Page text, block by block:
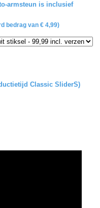
armsteun is inclusief
bedrag van € 4,99)
Classic SliderS)